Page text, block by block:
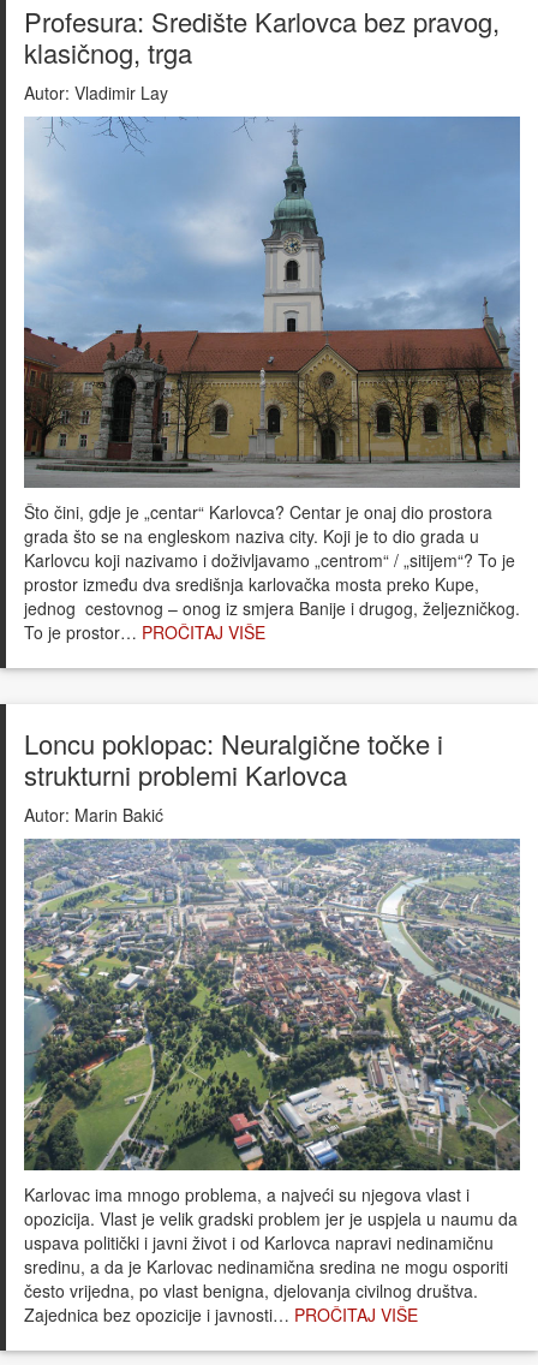
Profesura: Središte Karlovca bez pravog,
klasičnog, trga
Autor: Vladimir Lay
Što čini, gdje je „centar“ Karlovca? Centar je onaj dio prostora
grada što se na engleskom naziva city. Koji je to dio grada u
Karlovcu koji nazivamo i doživljavamo „centrom“ / „sitijem“? To je
prostor između dva središnja karlovačka mosta preko Kupe,
jednog cestovnog – onog iz smjera Banije i drugog, željezničkog.
To je prostor… PROČITAJ VIŠE
Loncu poklopac: Neuralgične točke i
strukturni problemi Karlovca
Autor: Marin Bakić
Karlovac ima mnogo problema, a najveći su njegova vlast i
opozicija. Vlast je velik gradski problem jer je uspjela u naumu da
uspava politički i javni život i od Karlovca napravi nedinamičnu
sredinu, a da je Karlovac nedinamična sredina ne mogu osporiti
često vrijedna, po vlast benigna, djelovanja civilnog društva.
Zajednica bez opozicije i javnosti… PROČITAJ VIŠE